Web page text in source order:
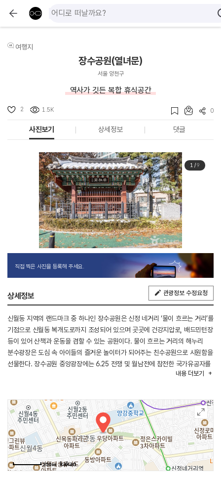
여행지
장수공원(열녀문)
서울 양천구
역사가 깃든 복합 휴식공간
2 1.5K 0
사진보기 상세정보 댓글
1/9
직접 찍은 사진을 등록해 주세요.
상세정보 관광정보 수정요청
신월동 지역의 랜드마크 중 하나인 장수공원은 신정 네거리 ‘물이 흐르는 거리’를
기점으로 신월동 복개도로까지 조성되어 있으며 곳곳에 건강지압로, 배드민턴장
등이 있어 산책과 운동을 겸할 수 있는 공원이다. 물이 흐르는 거리의 해누리
분수광장은 도심 속 아이들의 즐거운 놀이터가 되어주는 친수공원으로 시원함을
선물한다. 장수공원 중앙광장에는 6.25 전쟁 및 월남전에 참전한 국가유공자를
위한 참전유공자명비도 건립되어 있다. 장수공원의 걷고 싶은 길을 따라 걷다
귀한 딸로 태어났으나 일찍 남편과 사별하였는데 사별한 남편에 대한 애통함
때문에 밥을 먹지 않고 단식하여 이십 대 후반에 사망하였다. 이러한 사실을
보고받은 조정에서는 1729년(영조 5년)에 전의 이 씨의 높은 뜻을 기리기
위하여 ‘열녀 학생 원정익 처 전의 이 씨의 문’이라 기록된 현판의 열녀문을
하사하였다.
내용 더보기
250m